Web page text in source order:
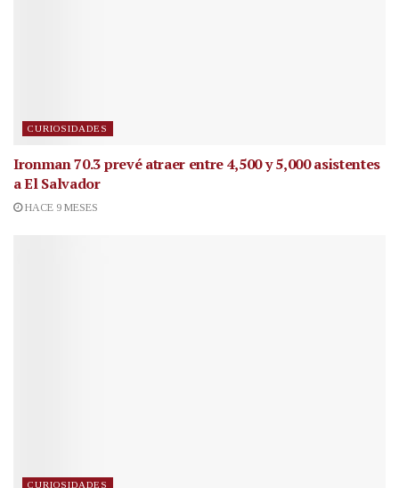
CURIOSIDADES
Ironman 70.3 prevé atraer entre 4,500 y 5,000 asistentes
a El Salvador
HACE 9 MESES
CURIOSIDADES